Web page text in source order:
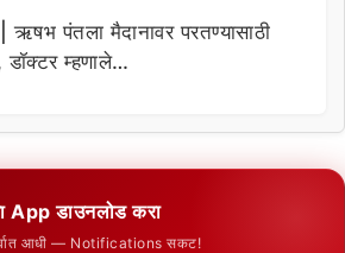
पंतला मैदानावर परतण्यासाठी
डॉक्टर म्हणाले…
App डाउनलोड करा
सर्वात आधी — Notifications सकट!